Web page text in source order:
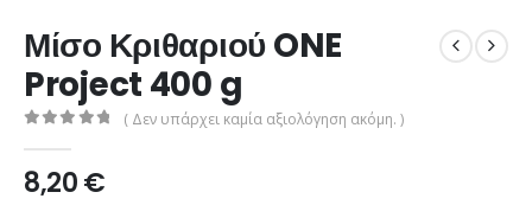
Μίσο Κριθαριού ONE
Project 400 g
( Δεν υπάρχει καμία αξιολόγηση ακόμη. )
8,20€